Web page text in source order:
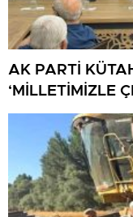
AK PARTİ
‘MİLLETİMİZLE
GELECEĞE